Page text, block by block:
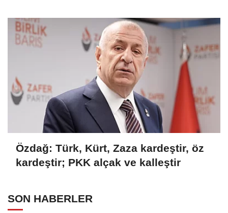
Özdağ: Türk, Kürt, Zaza kardeştir, öz
kardeştir; PKK alçak ve kalleştir
SON HABERLER